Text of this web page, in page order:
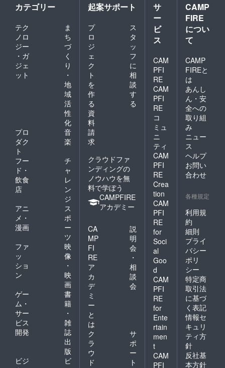
カテゴリー
テク
ノロ
ジー
・ガ
ジェ
ット
ま
ち
づ
く
り
・
地
域
活
性
化
プロ
ダク
ト
音
楽
フー
ド・
飲食
店
チ
ャ
レ
ン
ジ
アニ
メ・
漫画
ス
ポ
ー
ツ
ファ
ッ
ショ
ン
映
像
・
映
画
ゲー
ム・
サー
ビス
開発
書
籍
・
雑
誌
出
版
ビジ
ビ
起案サポート
プ
ロ
ジ
ェ
ク
ト
を
作
る
ス
タ
ッ
フ
に
相
談
す
る
資
料
請
求
クラウドファ
ンディングの
ノウハウを無
料で学ぼう
CAMPFIRE
アカデミー
CA
MP
FI
RE
ア
カ
デ
ミ
ー
と
は
説
明
会
・
相
談
会
ク
ラ
ウ
ド
サ
ポ
ー
ト
サ
ー
ビ
ス
CAM
PFI
RE
CAM
PFI
RE
コ
ミュ
ニ
ティ
CAM
PFI
RE
Crea
tion
CAM
PFI
RE
for
Soci
al
Goo
d
CAM
PFI
RE
for
Ente
rtain
men
t
CAM
PFI
CAMP
FIRE
につい
て
CAMP
FIREと
は
あんし
ん・安
全への
取り組
み
ニュー
ス
ヘルプ
お問い
合わせ
各種規定
利用規
約
細則
プライ
バシー
ポリ
シー
特定商
取引法
に基づ
く表記
情報セ
キュリ
ティ方
針
反社基
本方針